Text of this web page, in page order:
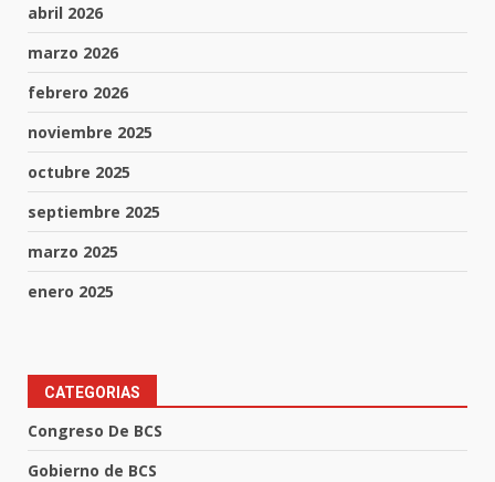
abril 2026
marzo 2026
febrero 2026
noviembre 2025
octubre 2025
septiembre 2025
marzo 2025
enero 2025
CATEGORIAS
Congreso De BCS
Gobierno de BCS